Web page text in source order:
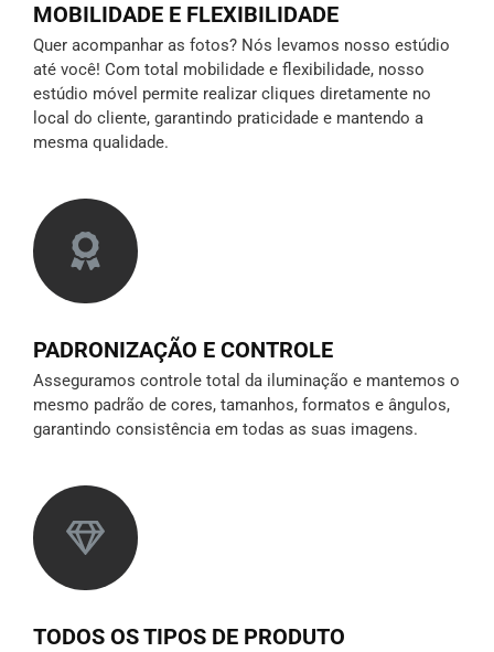
MOBILIDADE E FLEXIBILIDADE
Quer acompanhar as fotos? Nós levamos nosso estúdio
até você! Com total mobilidade e flexibilidade, nosso
estúdio móvel permite realizar cliques diretamente no
local do cliente, garantindo praticidade e mantendo a
mesma qualidade.
PADRONIZAÇÃO E CONTROLE
Asseguramos controle total da iluminação e mantemos o
mesmo padrão de cores, tamanhos, formatos e ângulos,
garantindo consistência em todas as suas imagens.
TODOS OS TIPOS DE PRODUTO